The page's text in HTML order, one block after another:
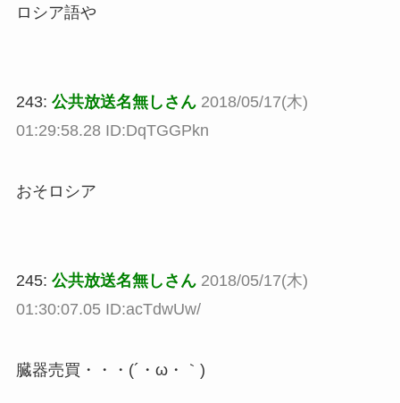
ロシア語や
243: 公共放送名無しさん 2018/05/17(木)
01:29:58.28 ID:DqTGGPkn
おそロシア
245: 公共放送名無しさん 2018/05/17(木)
01:30:07.05 ID:acTdwUw/
臓器売買・・・(´・ω・｀)